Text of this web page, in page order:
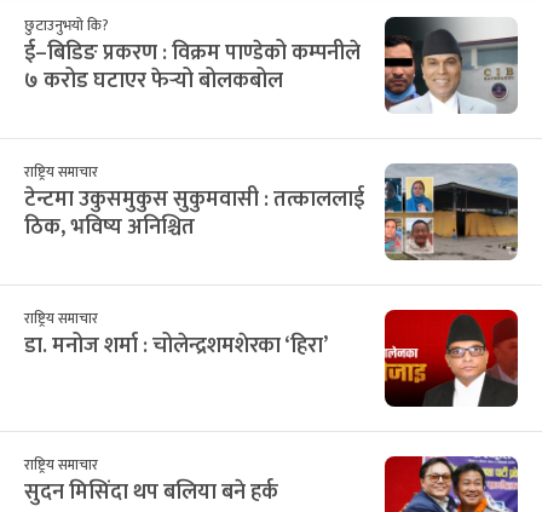
छुटाउनुभयो कि?
ई–बिडिङ प्रकरण : विक्रम पाण्डेको कम्पनीले
७ करोड घटाएर फेर्‍यो बोलकबोल
राष्ट्रिय समाचार
टेन्टमा उकुसमुकुस सुकुमवासी : तत्काललाई
ठिक, भविष्य अनिश्चित
राष्ट्रिय समाचार
डा. मनोज शर्मा : चोलेन्द्रशमशेरका ‘हिरा’
राष्ट्रिय समाचार
सुदन मिसिंदा थप बलिया बने हर्क